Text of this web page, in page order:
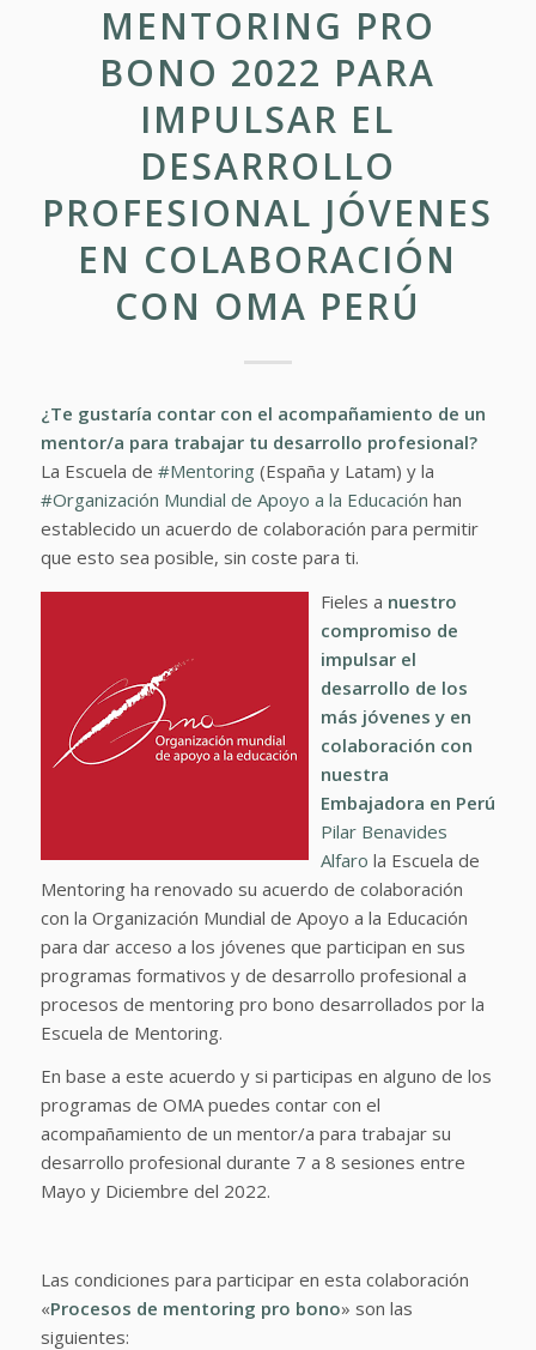
MENTORING PRO
BONO 2022 PARA
IMPULSAR EL
DESARROLLO
PROFESIONAL JÓVENES
EN COLABORACIÓN
CON OMA PERÚ
¿Te gustaría contar con el acompañamiento de un
mentor/a para trabajar tu desarrollo profesional?
La Escuela de #Mentoring(España y Latam) y la
#Organización Mundial de Apoyo a la Educación han
establecido un acuerdo de colaboración para permitir
que esto sea posible, sin coste para ti.
Fieles a nuestro
compromiso de
impulsar el
desarrollo de los
más jóvenes y en
colaboración con
nuestra
Embajadora en Perú
Pilar Benavides
Alfaro la Escuela de
Mentoring ha renovado su acuerdo de colaboración
con la Organización Mundial de Apoyo a la Educación
para dar acceso a los jóvenes que participan en sus
programas formativos y de desarrollo profesional a
procesos de mentoring pro bono desarrollados por la
Escuela de Mentoring.
En base a este acuerdo y si participas en alguno de los
programas de OMA puedes contar con el
acompañamiento de un mentor/a para trabajar su
desarrollo profesional durante 7 a 8 sesiones entre
Mayo y Diciembre del 2022.
Las condiciones para participar en esta colaboración
«Procesos de mentoring pro bono» son las
siguientes: